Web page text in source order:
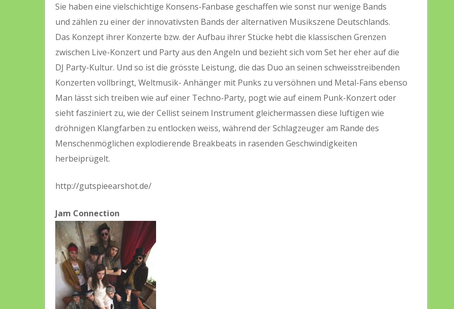
Sie haben eine vielschichtige Konsens-Fanbase geschaffen wie sonst nur wenige Bands
und zählen zu einer der innovativsten Bands der alternativen Musikszene Deutschlands.
Das Konzept ihrer Konzerte bzw. der Aufbau ihrer Stücke hebt die klassischen Grenzen
zwischen Live-Konzert und Party aus den Angeln und bezieht sich vom Set her eher auf die
DJ Party-Kultur. Und so ist die grösste Leistung, die das Duo an seinen schweisstreibenden
Konzerten vollbringt, Weltmusik- Anhänger mit Punks zu versöhnen und Metal-Fans ebenso
Man lässt sich treiben wie auf einer Techno-Party, pogt wie auf einem Punk-Konzert oder
sieht fasziniert zu, wie der Cellist seinem Instrument gleichermassen diese luftigen wie
dröhnigen Klangfarben zu entlocken weiss, während der Schlagzeuger am Rande des
Menschenmöglichen explodierende Breakbeats in rasenden Geschwindigkeiten
herbeiprügelt.
http://gutspieearshot.de/
Jam Connection